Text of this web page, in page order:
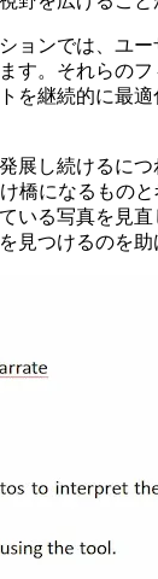
ョンでは、ユ
す。それらの
を継続的に最適
展し続けるにつ
橋になるもの
いる写真を見
見つけるのを助